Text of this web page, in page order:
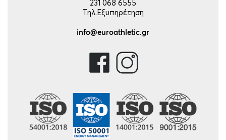
231 068 6555
Τηλ.Εξυπηρέτηση
info@euroathletic.gr